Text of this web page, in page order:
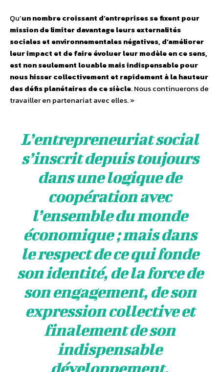
Qu’un nombre croissant d’entreprises se fixent pour
mission de limiter davantage leurs externalités
sociales et environnementales négatives, d’améliorer
leur impact et de faire évoluer leur modèle en ce sens,
est non seulement louable mais indispensable pour
nous hisser collectivement et rapidement à la hauteur
des défis planétaires de ce siècle. Nous continuerons de
travailler en partenariat avec elles. »
L’entrepreneuriat social
s’inscrit depuis toujours
dans une logique de
coopération avec
l’ensemble du monde
économique ; mais dans
le respect de ce qui fonde
son identité, de la force de
son engagement, de son
expression collective et
finalement de son
indispensable
développement.